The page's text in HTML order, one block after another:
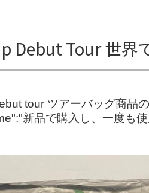
Debut Tour 世界
tour ツアーバッグ商品
新品で購入し、一度も